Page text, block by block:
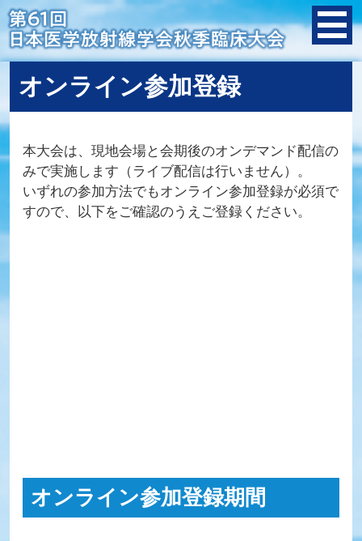
オンライン参加登録
本大会は、現地会場と会期後のオンデマンド配信の
みで実施します（ライブ配信は行いません）。
いずれの参加方法でもオンライン参加登録が必須で
すので、以下をご確認のうえご登録ください。
オンライン参加登録期間